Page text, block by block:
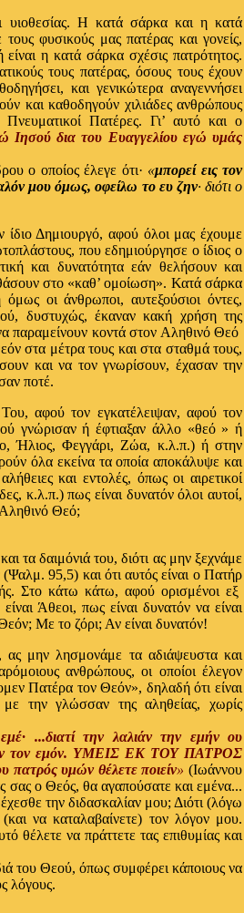
υιοθεσίας. Η κατά σάρκα και η κατά
φυσικούς μας πατέρας και γονείς,
η κατά σάρκα σχέσις πατρότητος.
τους πατέρας, όσους τους έχουν
και γενικώτερα αναγεννήσει
και καθοδηγούν χιλιάδες ανθρώπους
Πατέρες. Γι’ αυτό και ο
Ιησού δια του Ευαγγελίου εγώ υμάς
ο οποίος έλεγε ότι· «μπορεί εις τον
μου όμως, οφείλω το ευ ζην· διότι ο
ίδιο Δημιουργό, αφού όλοι μας έχουμε
που εδημιούργησε ο ίδιος ο
και δυνατότητα εάν θελήσουν και
στο «καθ’ ομοίωση». Κατά σάρκα
οι άνθρωποι, αυτεξούσιοι όντες,
δυστυχώς, έκαναν κακή χρήση της
παραμείνουν κοντά στον Αληθινό Θεό
στα μέτρα τους και στα σταθμά τους,
και να τον γνωρίσουν, έχασαν την
ποτέ.
αφού τον εγκατέλειψαν, αφού τον
γνώρισαν ή έφτιαξαν άλλο «θεό » ή
Ήλιος, Φεγγάρι, Ζώα, κ.λ.π.) ή στην
όλα εκείνα τα οποία αποκάλυψε και
και εντολές, όπως οι αιρετικοί
κ.λ.π.) πως είναι δυνατόν όλοι αυτοί,
Θεό;
τα δαιμόνιά του, διότι ας μην ξεχνάμε
(Ψαλμ. 95,5) και ότι αυτός είναι ο Πατήρ
Στο κάτω κάτω, αφού ορισμένοι εξ
Άθεοι, πως είναι δυνατόν να είναι
Με το ζόρι; Αν είναι δυνατόν!
ας μην λησμονάμε τα αδιάψευστα και
ανθρώπους, οι οποίοι έλεγον
Πατέρα τον Θεόν», δηλαδή ότι είναι
την γλώσσαν της αληθείας, χωρίς
...διατί την λαλιάν την εμήν ου
τον εμόν. ΥΜΕΙΣ ΕΚ ΤΟΥ ΠΑΤΡΟΣ
υμών θέλετε ποιείν» (Ιωάννου
σας ο Θεός, θα αγαπούσατε και εμένα...
την διδασκαλίαν μου; Διότι (λόγω
να καταλαβαίνετε) τον λόγον μου.
θέλετε να πράττετε τας επιθυμίας και
του Θεού, όπως συμφέρει κάποιους να
λόγους.